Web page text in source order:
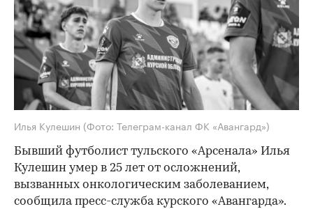
Илья Кулешин (Фото: Телеграм-канал ФК «Авангард»)
Бывший футболист тульского «Арсенала» Илья
Кулешин умер в 25 лет от осложнений,
вызванных онкологическим заболеванием,
сообщила пресс-служба курского «Авангарда».